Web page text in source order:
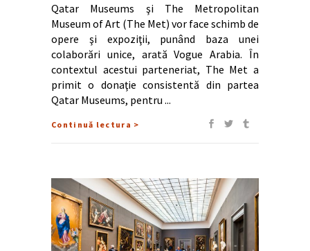
Qatar Museums şi The Metropolitan
Museum of Art (The Met) vor face schimb de
opere şi expoziţii, punând baza unei
colaborări unice, arată Vogue Arabia. În
contextul acestui parteneriat, The Met a
primit o donaţie consistentă din partea
Qatar Museums, pentru
Continuă lectura >